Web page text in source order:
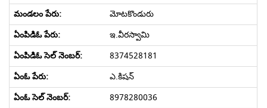
మోటకొండురు
ఇ.వీరస్వామి
8374528181
ఎ.కిషన్
8978280036